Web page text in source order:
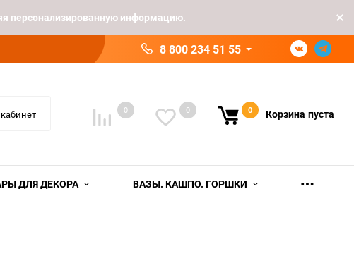
персонализированную информацию.
8 800 234 51 55
0 0 0 Корзина пуста
ДЛЯ ДЕКОРА ВАЗЫ. КАШПО. ГОРШКИ